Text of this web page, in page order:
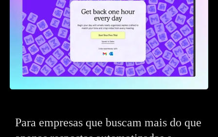
Para empresas que buscam mais do que